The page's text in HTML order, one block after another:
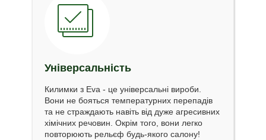
Універсальність
Килимки з Eva - це універсальні вироби.
Вони не бояться температурних перепадів
та не страждають навіть від дуже агресивних
хімічних речовин. Окрім того, вони легко
повторюють рельєф будь-якого салону!